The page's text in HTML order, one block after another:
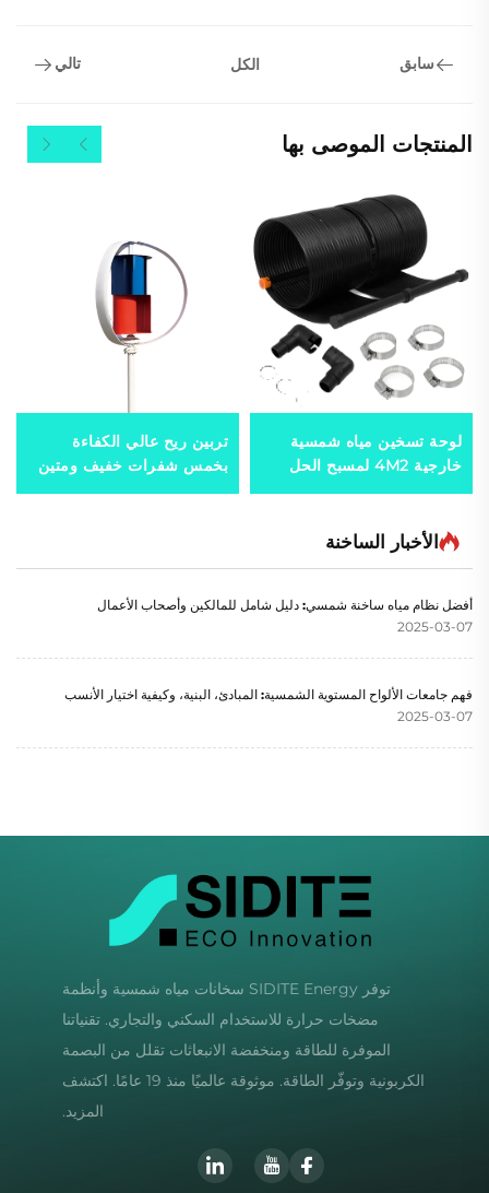
سابق الكل تالي
المنتجات الموصى بها
لوحة تسخين مياه شمسية
خارجية 4M2 لمسبح الحل
تربين ريح عالي الكفاءة
بخمس شفرات خفيف ومتين
الأخبار الساخنة
أفضل نظام مياه ساخنة شمسي: دليل شامل للمالكين وأصحاب الأعمال
2025-03-07
فهم جامعات الألواح المستوية الشمسية: المبادئ، البنية، وكيفية اختيار الأنسب
2025-03-07
توفر SIDITE Energy سخانات مياه شمسية وأنظمة
مضخات حرارة للاستخدام السكني والتجاري. تقنياتنا
الموفرة للطاقة ومنخفضة الانبعاثات تقلل من البصمة
الكربونية وتوفّر الطاقة. موثوقة عالميًا منذ 19 عامًا. اكتشف
المزيد.